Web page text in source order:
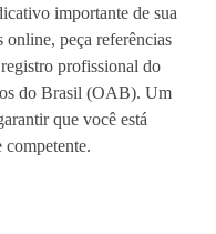
importante de sua
online, peça referências
profissional do
do Brasil (OAB). Um
que você está